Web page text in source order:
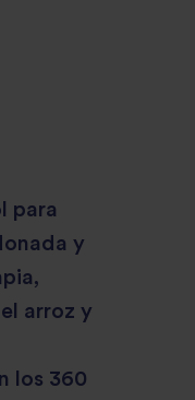
para
y
arroz y
los 360